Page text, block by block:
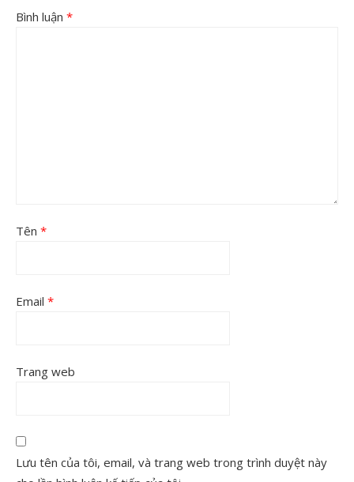
Bình luận *
Tên *
Email *
Trang web
Lưu tên của tôi, email, và trang web trong trình duyệt này